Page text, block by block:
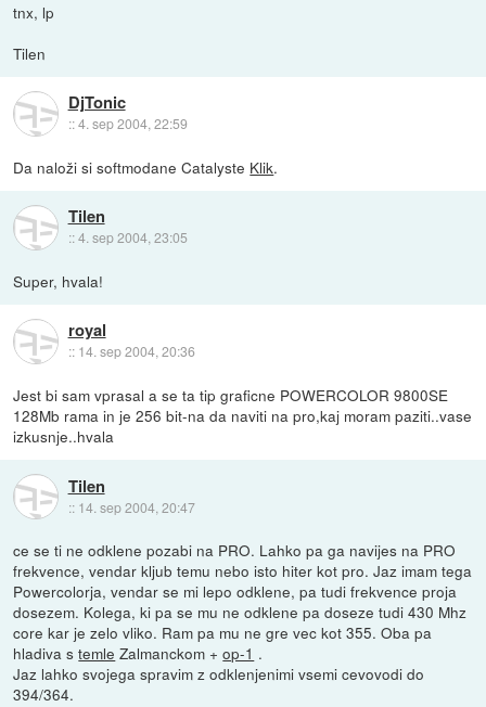
tnx, lp
Tilen
DjTonic
::4. sep 2004, 22:59
Da naloži si softmodane Catalyste Klik.
Tilen
::4. sep 2004, 23:05
Super, hvala!
royal
:: 14. sep 2004, 20:36
Jest bi sam vprasal a se ta tip graficne POWERCOLOR 9800SE
128Mb rama in je 256 bit-na da naviti na pro,kaj moram paziti..vase
izkusnje..hvala
Tilen
:: 14. sep 2004, 20:47
ce se ti ne odklene pozabi na PRO. Lahko pa ga navijes na PRO
frekvence, vendar kljub temu nebo isto hiter kot pro. Jaz imam tega
Powercolorja, vendar se mi lepo odklene, pa tudi frekvence proja
dosezem. Kolega, ki pa se mu ne odklene pa doseze tudi 430 Mhz
core kar je zelo vliko. Ram pa mu ne gre vec kot 355. Oba pa
hladiva stemle Zalmanckom +op-1 .
Jaz lahko svojega spravim z odklenjenimi vsemi cevovodi do
394/364.